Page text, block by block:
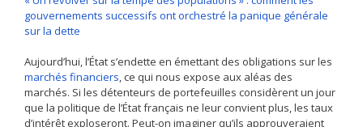
gouvernements successifs ont orchestré la panique générale
sur la dette
Aujourd’hui, l’État s’endette en émettant des obligations sur les
marchés financiers, ce qui nous expose aux aléas des
marchés. Si les détenteurs de portefeuilles considèrent un jour
que la politique de l’État français ne leur convient plus, les taux
d’intérêt exploseront. Peut-on imaginer qu’ils approuveraient